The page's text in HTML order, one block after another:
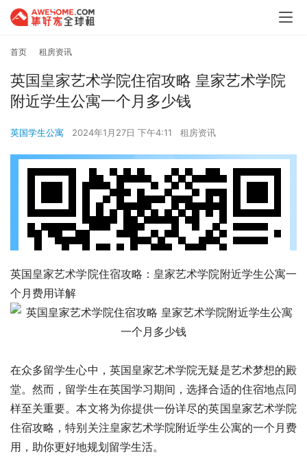
首页 租房资讯
英国皇家艺术学院住宿攻略 皇家艺术学院
附近学生公寓一个月多少钱
英国学生公寓 2024年1月27日 下午4:11 租房资讯
英国皇家艺术学院住宿攻略：皇家艺术学院附近学生公寓一
个月费用详解
在众多留学生心中，英国皇家艺术学院无疑是艺术梦想的殿
堂。然而，留学生在英国学习期间，选择合适的住宿地点同
样至关重要。本文将为你提供一份详尽的英国皇家艺术学院
住宿攻略，特别关注皇家艺术学院附近学生公寓的一个月费
用，助你更好地规划留学生活。